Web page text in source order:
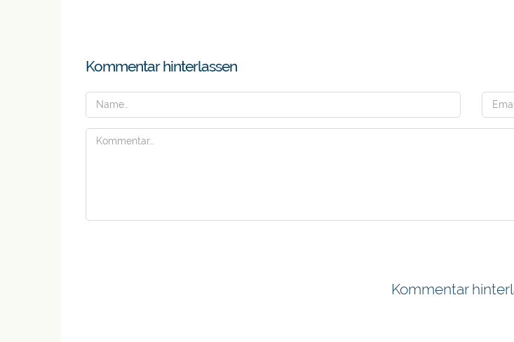
Kommentar hinterlassen
Kommentar